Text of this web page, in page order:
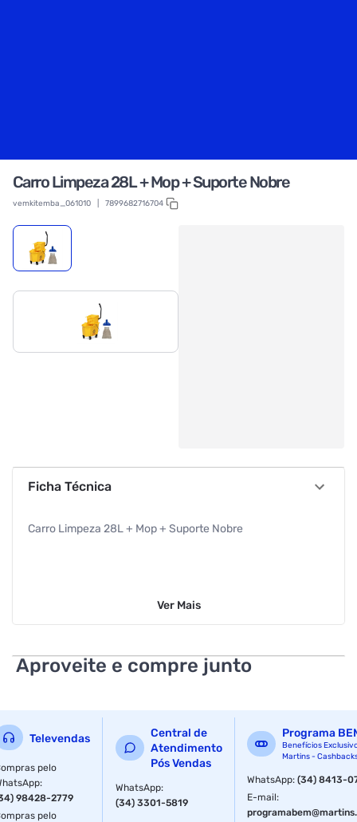
Carro Limpeza 28L + Mop + Suporte Nobre
vemkitemba_061010 7899682716704
Ficha Técnica
Carro Limpeza 28L + Mop + Suporte Nobre
Ver Mais
Aproveite e compre junto
Televendas
pelo
:
98428-2779
pelo
Central de
Atendimento
Pós Vendas
WhatsApp:
(34) 3301-5819
Programa
Benefícios
Martins -
WhatsApp:(34) 8413-
E-mail: